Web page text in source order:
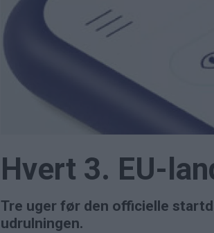
Hvert 3. EU-
Tre uger før den officielle
udrulningen.